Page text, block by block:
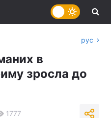
рус
в
зросла до
1777